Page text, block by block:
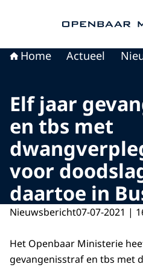
Home Actueel
Elf jaar
en tbs met
voor
daartoe in
Nieuwsbericht07-07-2021 |
Het Openbaar Ministerie
gevangenisstraf en tbs met